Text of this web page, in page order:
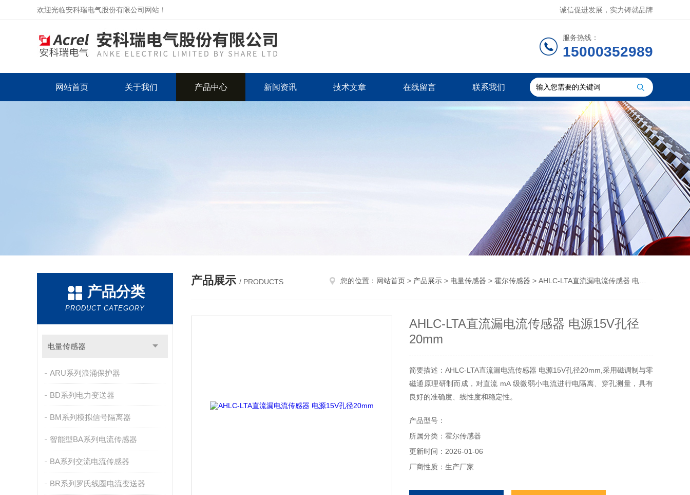
欢迎光临安科瑞电气股份有限公司网站！ 诚信促进发展，实力铸就品牌
服务热线：
15000352989
网站首页 关于我们 产品中心 新闻资讯 技术文章 在线留言 联系我们
产品分类
PRODUCT CATEGORY
电量传感器
ARU系列浪涌保护器
BD系列电力变送器
BM系列模拟信号隔离器
智能型BA系列电流传感器
BA系列交流电流传感器
BR系列罗氏线圈电流变送器
产品展示 / PRODUCTS 您的位置： 网站首页 > 产品展示 > 电量传感器 > 霍尔传感器 > AHLC-LTA直流漏电流传感器 电源15V孔径20mm
AHLC-LTA直流漏电流传感器 电源15V孔径
20mm
简要描述：AHLC-LTA直流漏电流传感器 电源15V孔径20mm,采用磁调制与零
磁通原理研制而成，对直流 mA 级微弱小电流进行电隔离、穿孔测量，具有
良好的准确度、线性度和稳定性。
产品型号：
所属分类：霍尔传感器
更新时间：2026-01-06
厂商性质：生产厂家